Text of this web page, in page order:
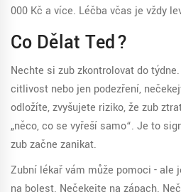
000 Kč a více. Léčba včas je vždy
Co Dělat Teď?
Nechte si zub zkontrolovat do
citlivost nebo jen podezření,
odložíte, zvyšujete riziko, že zub
„něco, co se vyřeší samo“. Je to
zub začne zanikat.
Zubní lékař vám může pomoci - ale